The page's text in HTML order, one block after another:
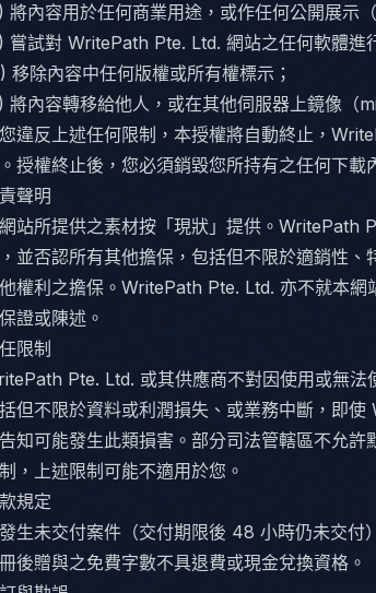
將內容用於任何商業用途，或作任何公開展示
嘗試對 WritePath Pte. Ltd. 網站之任何軟體進
移除內容中任何版權或所有權標示；
將內容轉移給他人，或在其他伺服器上鏡像（
違反上述任何限制，本授權將自動終止，
授權終止後，您必須銷毀您所持有之任何下載
聲明
站所提供之素材按「現狀」提供。WritePath
並否認所有其他擔保，包括但不限於適銷性
權利之擔保。WritePath Pte. Ltd. 亦不就本網
證或陳述。
限制
Pte. Ltd. 或其供應商不對因使用或無法
但不限於資料或利潤損失、或業務中斷，即
知可能發生此類損害。部分司法管轄區不允
，上述限制可能不適用於您。
規定
生未交付案件（交付期限後 48 小時仍未交付
後贈與之免費字數不具退費或現金兌換資格。